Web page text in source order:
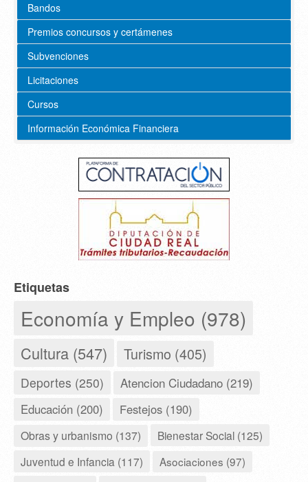
Bandos
Premios concursos y certámenes
Subvenciones
Licitaciones
Cursos
Información Económica Financiera
Etiquetas
Economía y Empleo (978)
Cultura (547) Turismo (405)
Deportes (250) Atencion Ciudadano (219)
Educación (200) Festejos (190)
Obras y urbanismo (137)
Bienestar Social (125)
Juventud e Infancia (117)
Asociaciones (97)